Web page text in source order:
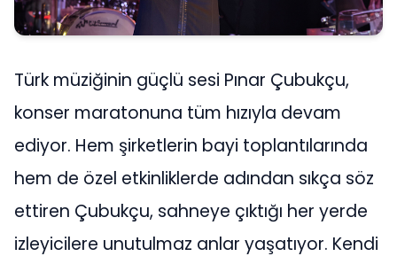
Türk müziğinin güçlü sesi Pınar Çubukçu,
konser maratonuna tüm hızıyla devam
ediyor. Hem şirketlerin bayi toplantılarında
hem de özel etkinliklerde adından sıkça söz
ettiren Çubukçu, sahneye çıktığı her yerde
izleyicilere unutulmaz anlar yaşatıyor. Kendi